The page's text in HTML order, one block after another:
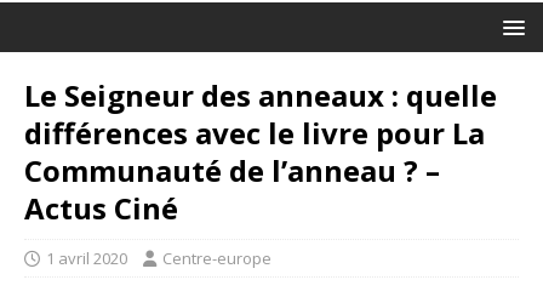
Le Seigneur des anneaux : quelle
différences avec le livre pour La
Communauté de l’anneau ? –
Actus Ciné
1 avril 2020 Centre-europe